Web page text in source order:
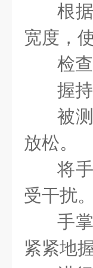
根
宽度，
检
握
被
放松。
将
受干扰
手
紧紧地